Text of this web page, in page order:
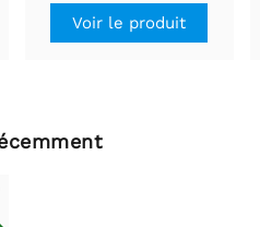
vers TTL (UART)
Voir le produit